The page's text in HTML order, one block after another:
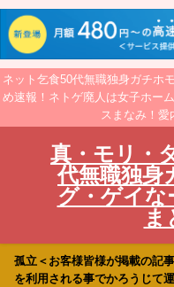
ネット乞食50代無職独身ガチホ
め速報！ネトゲ廃人は女子ホー
スまなみ！愛
真・モリ・
代無職独身
グ・ゲイな
ま
孤立＜お客様皆様が掲載の記
を利用される事でかろうじて